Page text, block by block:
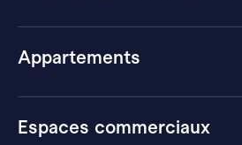
Appartements
Espaces commerciaux